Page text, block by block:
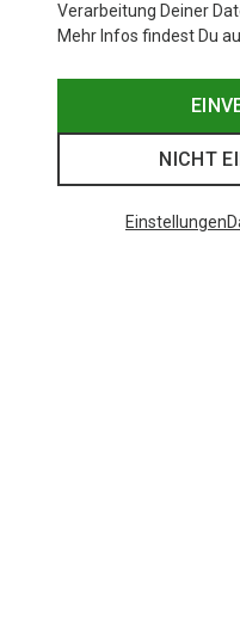
Verarbeitung Deiner
Mehr Infos findest Du
NICHT
Einstellungen